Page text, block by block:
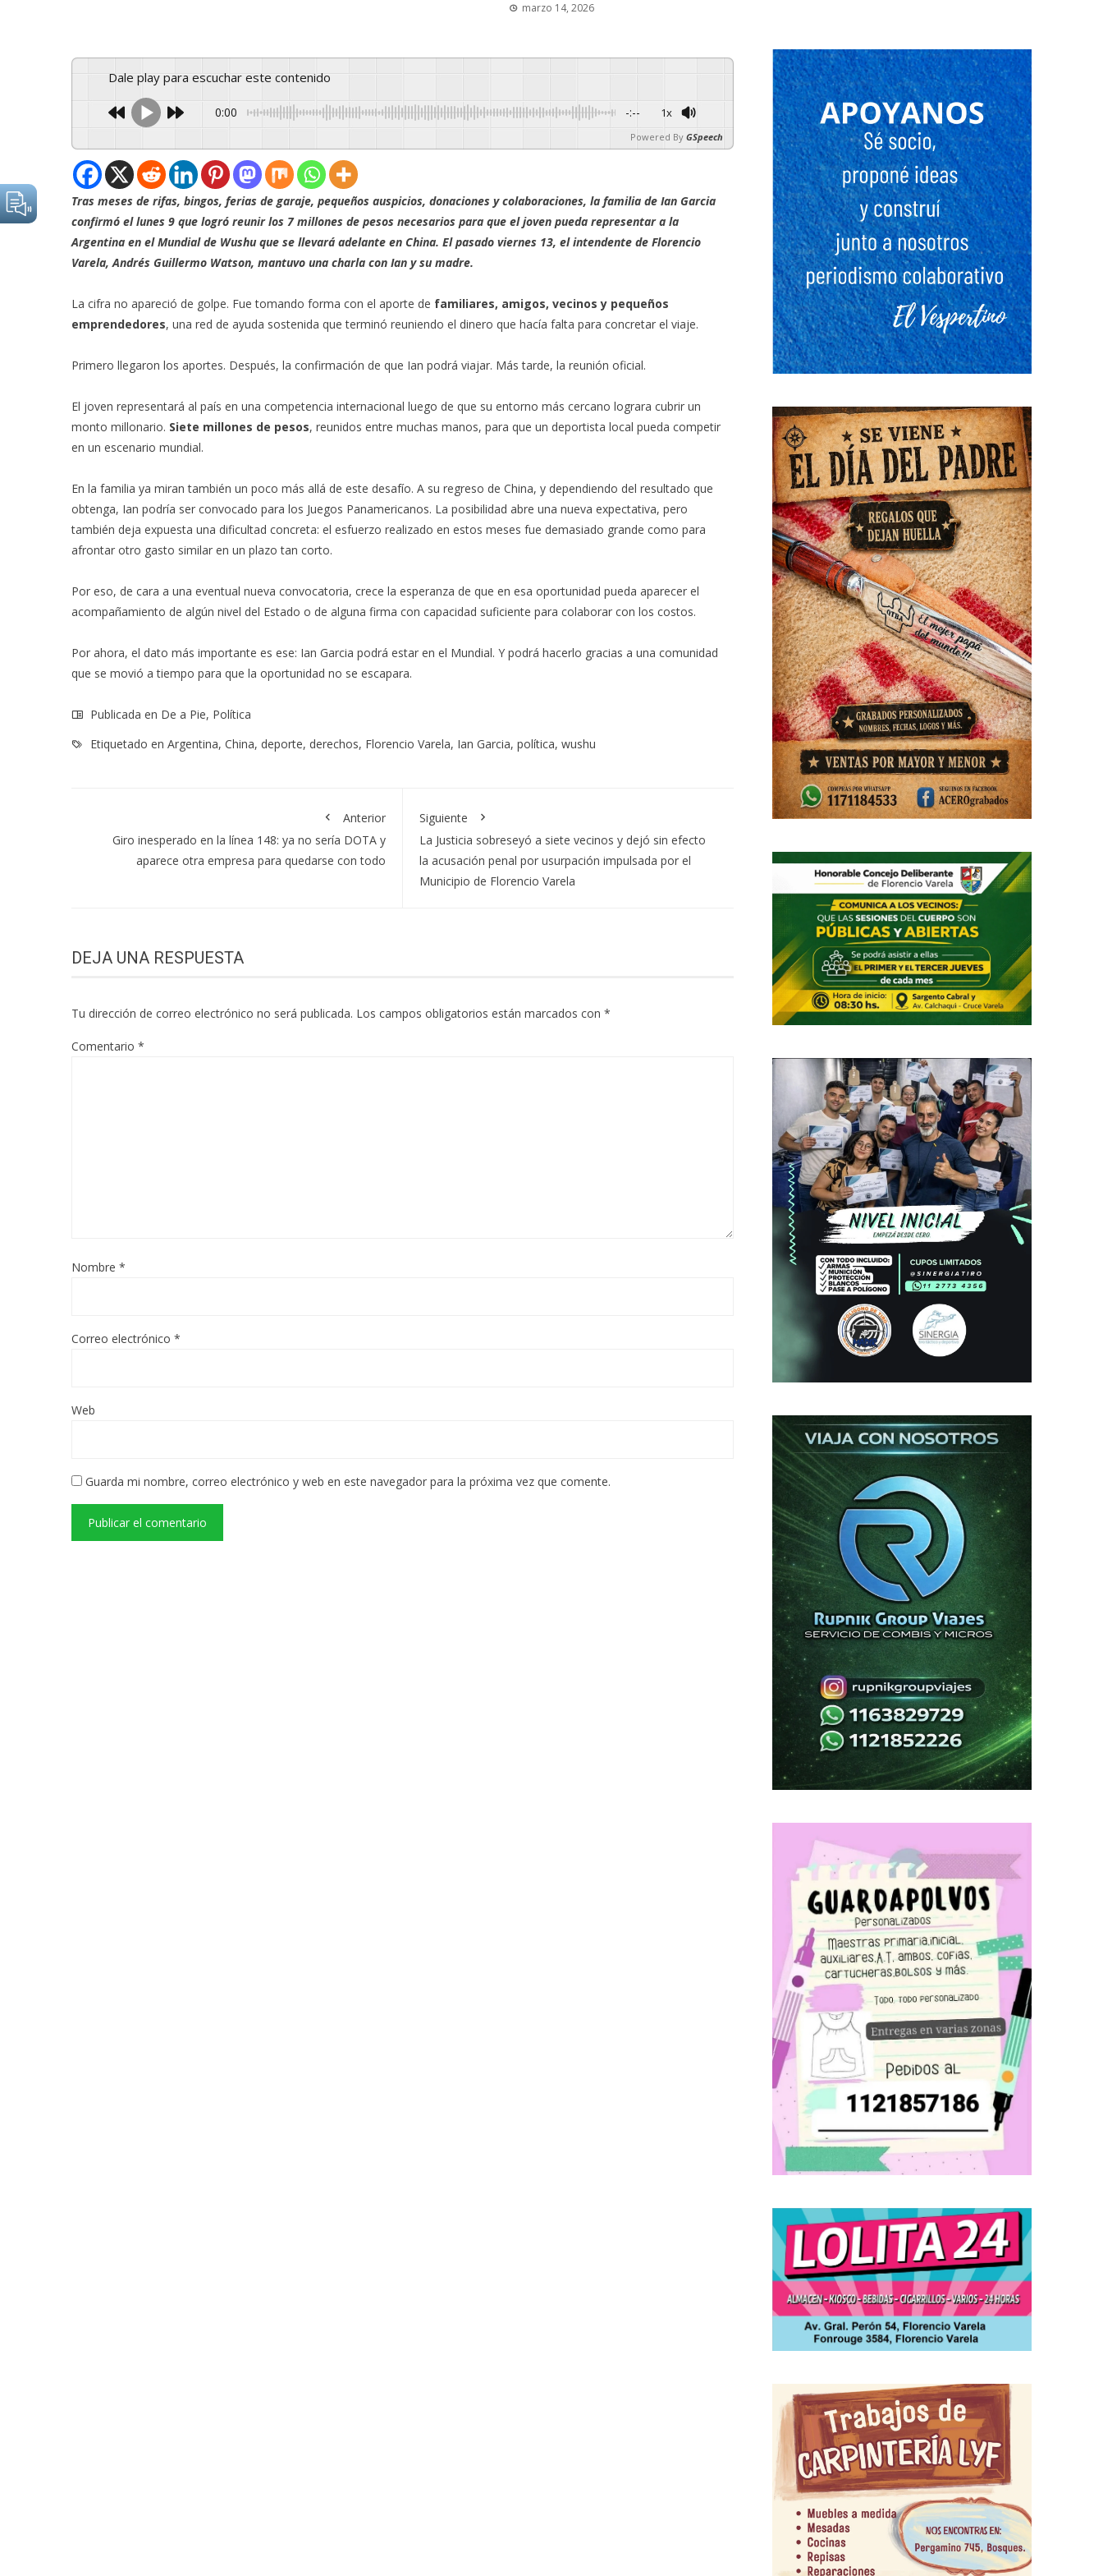
marzo 14, 2026
Dale play para escuchar este contenido
0:00 -:-- 1x
Powered By GSpeech
Tras meses de rifas, bingos, ferias de garaje, pequeños auspicios, donaciones y colaboraciones, la familia de Ian Garcia
confirmó el lunes 9 que logró reunir los 7 millones de pesos necesarios para que el joven pueda representar a la
Argentina en el Mundial de Wushu que se llevará adelante en China. El pasado viernes 13, el intendente de Florencio
Varela, Andrés Guillermo Watson, mantuvo una charla con Ian y su madre.
La cifra no apareció de golpe. Fue tomando forma con el aporte de familiares, amigos, vecinos y pequeños
emprendedores, una red de ayuda sostenida que terminó reuniendo el dinero que hacía falta para concretar el viaje.
Primero llegaron los aportes. Después, la confirmación de que Ian podrá viajar. Más tarde, la reunión oficial.
El joven representará al país en una competencia internacional luego de que su entorno más cercano lograra cubrir un
monto millonario. Siete millones de pesos, reunidos entre muchas manos, para que un deportista local pueda competir
en un escenario mundial.
En la familia ya miran también un poco más allá de este desafío. A su regreso de China, y dependiendo del resultado que
obtenga, Ian podría ser convocado para los Juegos Panamericanos. La posibilidad abre una nueva expectativa, pero
también deja expuesta una dificultad concreta: el esfuerzo realizado en estos meses fue demasiado grande como para
afrontar otro gasto similar en un plazo tan corto.
Por eso, de cara a una eventual nueva convocatoria, crece la esperanza de que en esa oportunidad pueda aparecer el
acompañamiento de algún nivel del Estado o de alguna firma con capacidad suficiente para colaborar con los costos.
Por ahora, el dato más importante es ese: Ian Garcia podrá estar en el Mundial. Y podrá hacerlo gracias a una comunidad
que se movió a tiempo para que la oportunidad no se escapara.
Publicada en De a Pie, Política
Etiquetado en Argentina, China, deporte, derechos, Florencio Varela, Ian Garcia, política, wushu
Anterior
Giro inesperado en la línea 148: ya no sería DOTA y
aparece otra empresa para quedarse con todo
Siguiente
La Justicia sobreseyó a siete vecinos y dejó sin efecto
la acusación penal por usurpación impulsada por el
Municipio de Florencio Varela
DEJA UNA RESPUESTA
Tu dirección de correo electrónico no será publicada. Los campos obligatorios están marcados con *
Comentario *
Nombre *
Correo electrónico *
Web
Guarda mi nombre, correo electrónico y web en este navegador para la próxima vez que comente.